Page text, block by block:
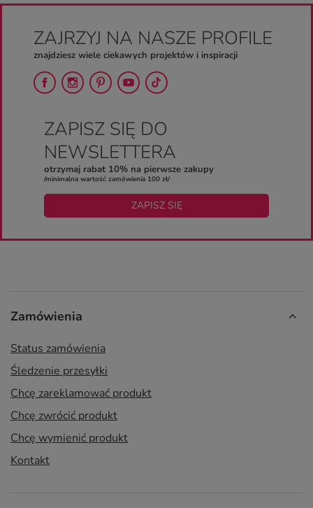
ZAJRZYJ NA NASZE PROFILE
znajdziesz wiele ciekawych projektów i inspiracji
ZAPISZ SIĘ DO
NEWSLETTERA
otrzymaj rabat 10% na pierwsze zakupy
/minimalna wartość zamówienia 100 zł/
ZAPISZ SIĘ
Zamówienia
Status zamówienia
Śledzenie przesyłki
Chcę zareklamować produkt
Chcę zwrócić produkt
Chcę wymienić produkt
Kontakt